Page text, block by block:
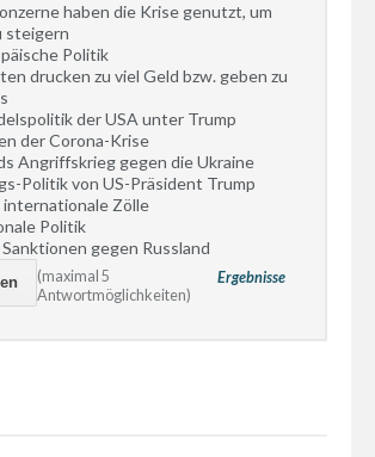
haben die Krise genutzt, um
steigern
Politik
drucken zu viel Geld bzw. geben zu
der USA unter Trump
der Corona-Krise
Angriffskrieg gegen die Ukraine
Politik von US-Präsident Trump
internationale Zölle
Politik
gegen Russland
Ergebnisse
(maximal 5
Antwortmöglichkeiten)